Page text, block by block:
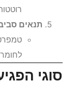
תנאים
סוגי